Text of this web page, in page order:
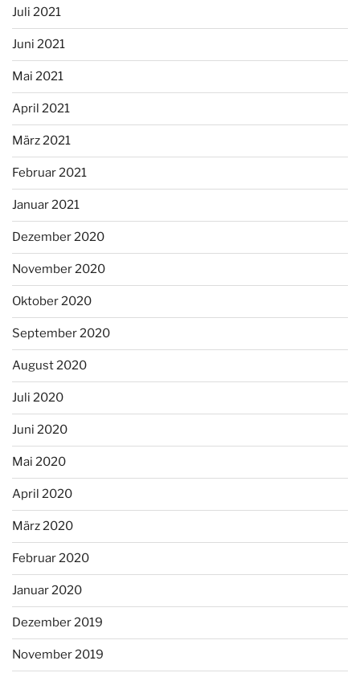
Juli 2021
Juni 2021
Mai 2021
April 2021
März 2021
Februar 2021
Januar 2021
Dezember 2020
November 2020
Oktober 2020
September 2020
August 2020
Juli 2020
Juni 2020
Mai 2020
April 2020
März 2020
Februar 2020
Januar 2020
Dezember 2019
November 2019